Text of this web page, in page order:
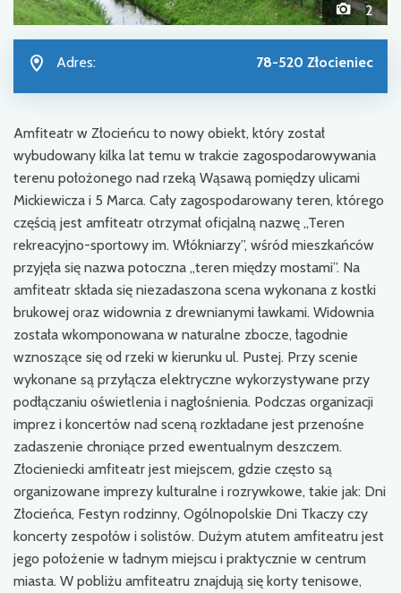
2
Adres: 78-520 Złocieniec
Amfiteatr w Złocieńcu to nowy obiekt, który został
wybudowany kilka lat temu w trakcie zagospodarowywania
terenu położonego nad rzeką Wąsawą pomiędzy ulicami
Mickiewicza i 5 Marca. Cały zagospodarowany teren, którego
częścią jest amfiteatr otrzymał oficjalną nazwę „Teren
rekreacyjno-sportowy im. Włókniarzy”, wśród mieszkańców
przyjęła się nazwa potoczna „teren między mostami”. Na
amfiteatr składa się niezadaszona scena wykonana z kostki
brukowej oraz widownia z drewnianymi ławkami. Widownia
została wkomponowana w naturalne zbocze, łagodnie
wznoszące się od rzeki w kierunku ul. Pustej. Przy scenie
wykonane są przyłącza elektryczne wykorzystywane przy
podłączaniu oświetlenia i nagłośnienia. Podczas organizacji
imprez i koncertów nad sceną rozkładane jest przenośne
zadaszenie chroniące przed ewentualnym deszczem.
Złocieniecki amfiteatr jest miejscem, gdzie często są
organizowane imprezy kulturalne i rozrywkowe, takie jak: Dni
Złocieńca, Festyn rodzinny, Ogólnopolskie Dni Tkaczy czy
koncerty zespołów i solistów. Dużym atutem amfiteatru jest
jego położenie w ładnym miejscu i praktycznie w centrum
miasta. W pobliżu amfiteatru znajdują się korty tenisowe,